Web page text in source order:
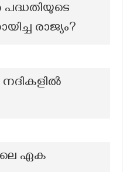
രാജ്യം?
ഏക